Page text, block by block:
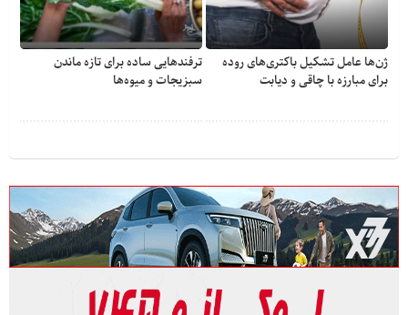
ژن‌ها عامل تشکیل باکتری‌های روده
برای مبارزه با چاقی و دیابت
ترفندهایی ساده برای تازه ماندن
سبزیجات و میوه‌ها